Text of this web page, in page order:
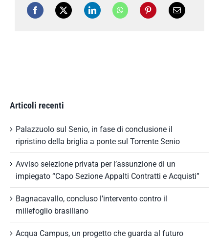
Articoli recenti
Palazzuolo sul Senio, in fase di conclusione il
ripristino della briglia a ponte sul Torrente Senio
Avviso selezione privata per l’assunzione di un
impiegato “Capo Sezione Appalti Contratti e Acquisti”
Bagnacavallo, concluso l’intervento contro il
millefoglio brasiliano
Acqua Campus, un progetto che guarda al futuro